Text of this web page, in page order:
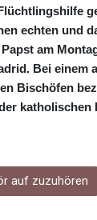
echten und
am
Bei einem
Bischöfen
katholischen
auf zuzuhören